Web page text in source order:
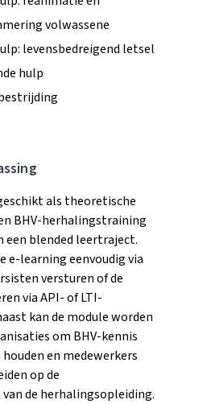
volwassene
levensbedreigend letsel
hulp
als theoretische
BHV-herhalingstraining
een blended leertraject.
e-learning eenvoudig via
versturen of de
via API- of LTI-
kan de module worden
om BHV-kennis
en medewerkers
op de
de herhalingsopleiding.